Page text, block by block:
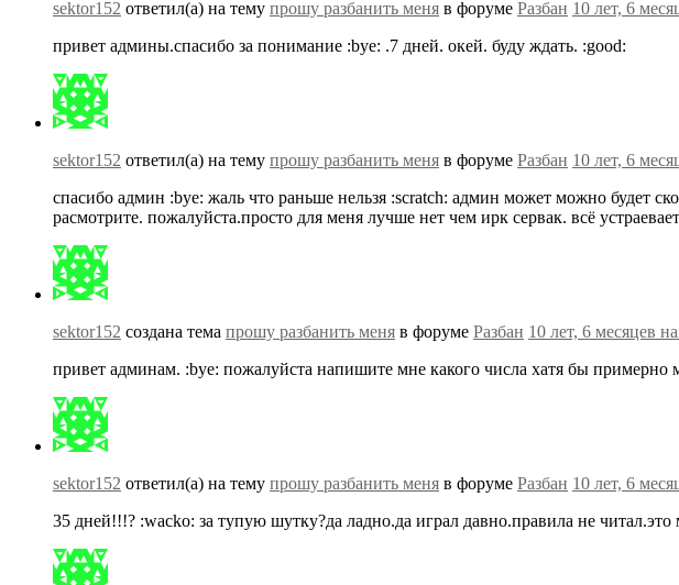
sektor152 ответил(а) на тему прошу разбанить меня в форуме Разбан 10 лет, 6
привет админы.спасибо за понимание :bye: .7 дней. окей. буду ждать. :good:
sektor152 ответил(а) на тему прошу разбанить меня в форуме Разбан 10 лет, 6
спасибо админ :bye: жаль что раньше нельзя :scratch: админ может можно будет
расмотрите. пожалуйста.просто для меня лучше нет чем ирк сервак. всё
sektor152 создана тема прошу разбанить меня в форуме Разбан 10 лет, 6 месяцев
привет админам. :bye: пожалуйста напишите мне какого числа хатя бы примерно
sektor152 ответил(а) на тему прошу разбанить меня в форуме Разбан 10 лет, 6
35 дней!!!? :wacko: за тупую шутку?да ладно.да играл давно.правила не